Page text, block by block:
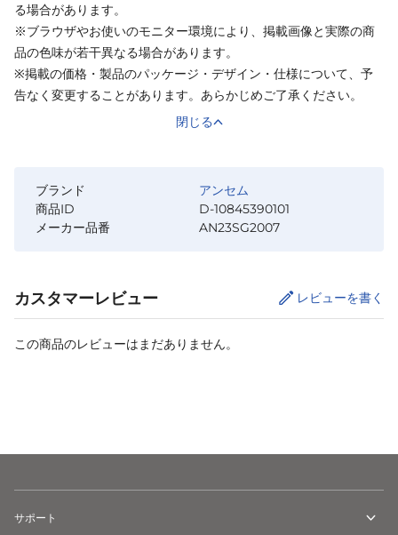
る場合があります。
※ブラウザやお使いのモニター環境により、掲載画像と実際の商
品の色味が若干異なる場合があります。
※掲載の価格・製品のパッケージ・デザイン・仕様について、予
告なく変更することがあります。あらかじめご了承ください。
閉じる
ブランド
アンセム
商品ID
D-10845390101
メーカー品番
AN23SG2007
カスタマーレビュー レビューを書く
この商品のレビューはまだありません。
サポート